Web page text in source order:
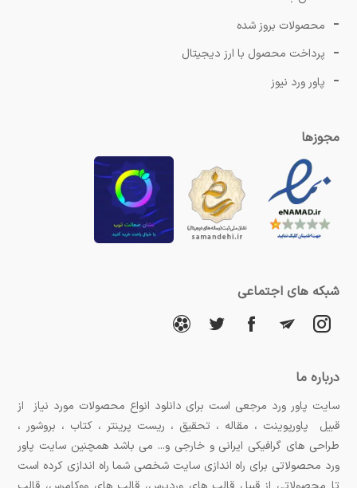
محصولات بروز شده
پرداخت محصول با ارز دیجیتال
پاور ورد نیوز
مجوزها
شبکه های اجتماعی
درباره ما
سایت پاور ورد مرجعی است برای دانلود انواع محصولات مورد نیاز از
قبیل پاورپوینت ، مقاله ، تحقیق ، ریست پرینتر ، کتاب ، بروشور ،
طراحی های گرافیکی ایرانی و خارجی و... می باشد همچنین سایت پاور
ورد محصولاتی برای راه اندازی سایت شخصی شما راه اندازی کرده است